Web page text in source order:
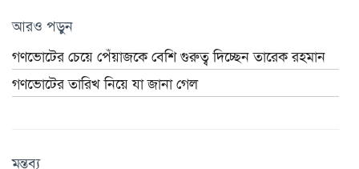
আরও পড়ুন
গণভোটের চেয়ে পেঁয়াজকে বেশি গুরুত্ব দিচ্ছেন তারেক রহমান
গণভোটের তারিখ নিয়ে যা জানা গেল
মন্তব্য